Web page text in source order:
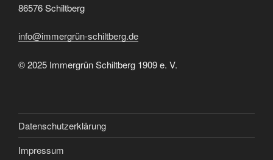
86576 Schiltberg
info@immergrün-schiltberg.de
© 2025 Immergrün Schiltberg 1909 e. V.
Datenschutzerklärung
Impressum